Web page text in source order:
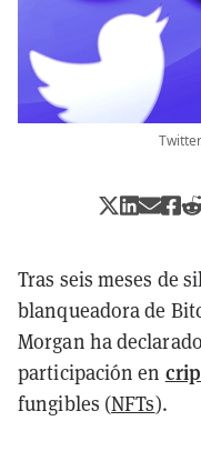
Tras seis meses de
blanqueadora de
Morgan ha
participación en
fungibles (NFTs).